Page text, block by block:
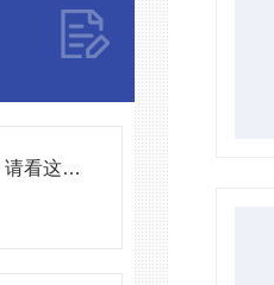
还不够了解空罐卸垛机？请看这里！